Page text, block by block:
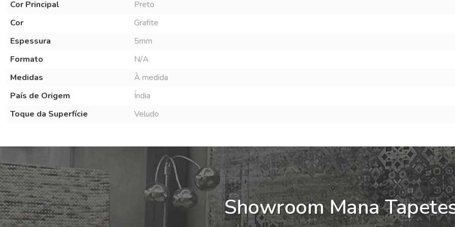
Cor Principal
Preto
Cor
Grafite
Espessura
5mm
Formato
N/A
Medidas
À medida
País de Origem
Índia
Toque da Superfície
Veludo
Showroom Mana